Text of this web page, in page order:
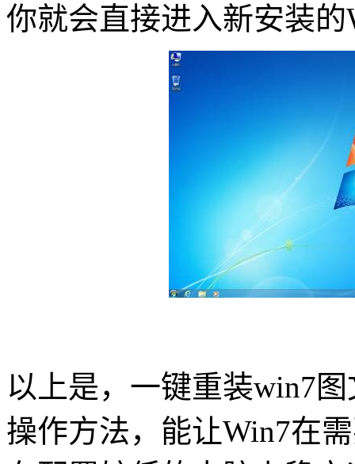
你就会直接进入新安装的
以上是，一键重装win7
操作方法，能让Win7在